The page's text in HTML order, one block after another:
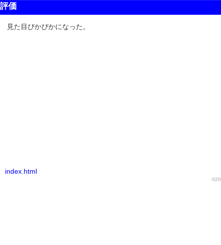
評価
見た目ぴかぴかになった。
index.html